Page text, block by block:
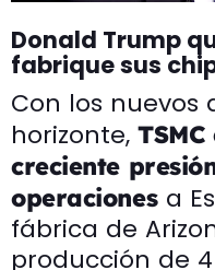
Donald Trump
fabrique sus
Con los nuevos
horizonte,
creciente
operaciones a
fábrica de
producción de